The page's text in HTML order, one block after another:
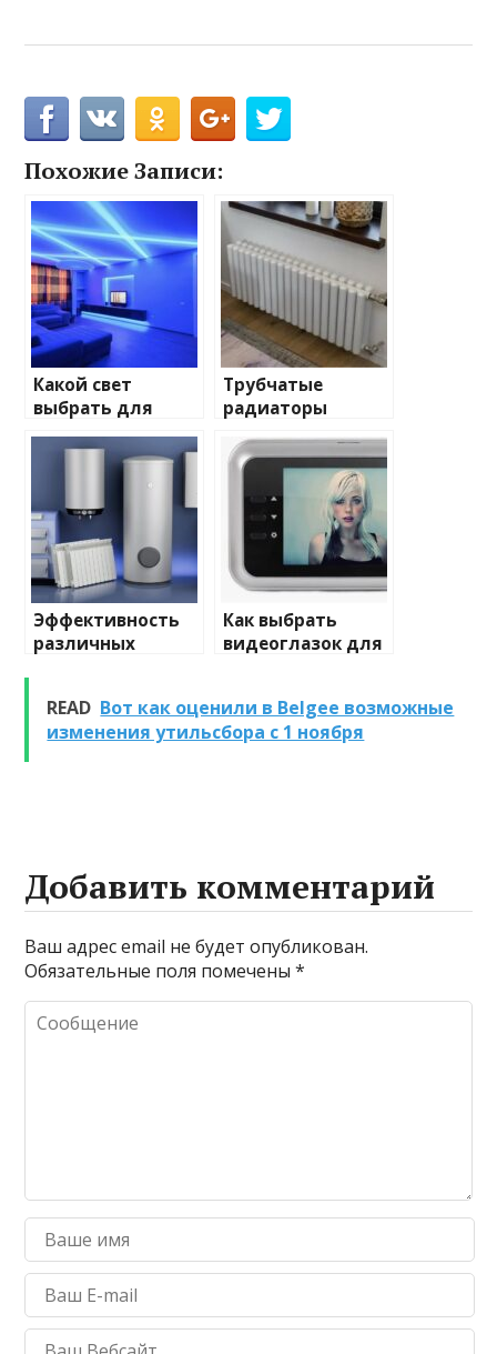
Похожие Записи:
Какой свет
выбрать для
домашнего
освещения
Трубчатые
радиаторы
и характеристики
Эффективность
различных
очистке и
промывке котлов
Как выбрать
видеоглазок для
READ Вот как оценили в Belgee возможные
изменения утильсбора с 1 ноября
Добавить комментарий
Ваш адрес email не будет опубликован.
Обязательные поля помечены*